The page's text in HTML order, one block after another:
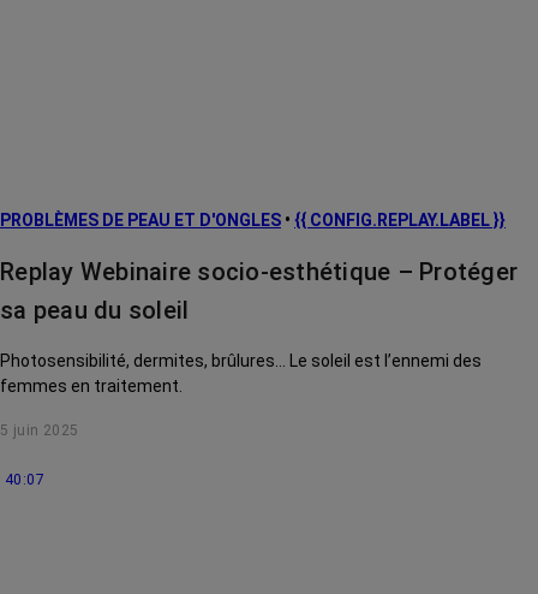
Traitements
La vie autour
PROBLÈMES DE PEAU ET D'ONGLES • {{ CONFIG.REPLAY.LABEL }}
Replay Webinaire socio-esthétique – Protéger
sa peau du soleil
Photosensibilité, dermites, brûlures... Le soleil est l’ennemi des
femmes en traitement.
5 juin 2025
40:07